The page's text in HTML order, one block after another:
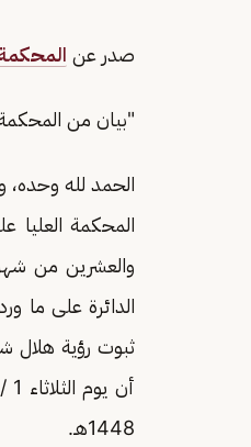
صدر عن المحكمة
"بيان من المحكمة
الحمد لله وحده،
1448هـ.